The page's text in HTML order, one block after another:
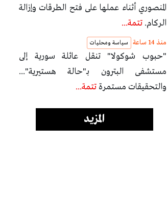
المنصوري أثناء عملها على فتح الطرقات وإزالة
الركام. تتمة...
منذ 14 ساعة سياسة ومحليات
"حبوب شوكولا" تنقل عائلة سورية إلى
مستشفى البترون بـ"حالة هستيرية"...
والتحقيقات مستمرة تتمة...
المزيد